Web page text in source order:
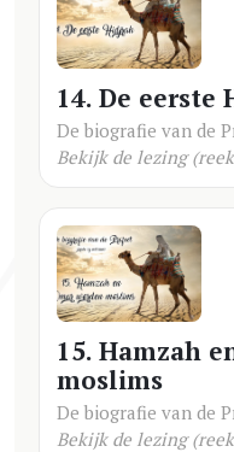
14. De eerste
De biografie van de
Bekijk de lezing
15. Hamzah
moslims
De biografie van de
Bekijk de lezing